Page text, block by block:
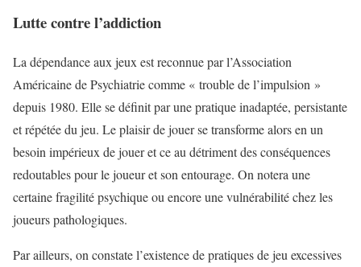
Lutte contre l’addiction
La dépendance aux jeux est reconnue par l’Association
Américaine de Psychiatrie comme « trouble de l’impulsion »
depuis 1980. Elle se définit par une pratique inadaptée, persistante
et répétée du jeu. Le plaisir de jouer se transforme alors en un
besoin impérieux de jouer et ce au détriment des conséquences
redoutables pour le joueur et son entourage. On notera une
certaine fragilité psychique ou encore une vulnérabilité chez les
joueurs pathologiques.
Par ailleurs, on constate l’existence de pratiques de jeu excessives